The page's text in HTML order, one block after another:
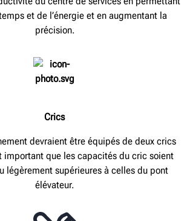
et de l’énergie et en augmentant la
précision.
Crics
devraient être équipés de deux crics
important que les capacités du cric soient
légèrement supérieures à celles du pont
élévateur.